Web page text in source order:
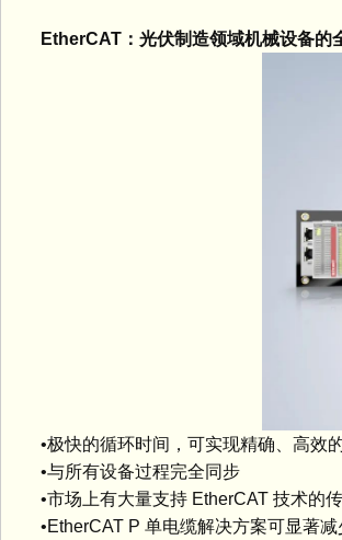
EtherCAT：光伏制造领域机械设备的
•极快的循环时间，可实现精确、高效
•与所有设备过程完全同步
•市场上有大量支持 EtherCAT 技术的
•EtherCAT P 单电缆解决方案可显著减